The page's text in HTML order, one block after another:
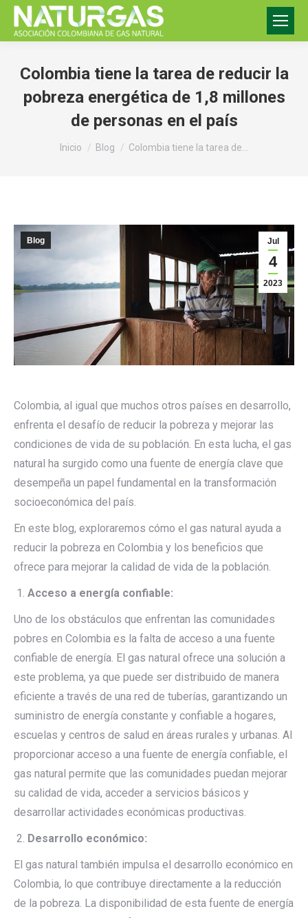
Colombia tiene la tarea de reducir la
pobreza energética de 1,8 millones
de personas en el país
Estás aquí:
Inicio Blog Colombia tiene la tarea de…
Jul
4
2023
Blog
Colombia, al igual que muchos otros países en desarrollo,
enfrenta el desafío de reducir la pobreza y mejorar las
condiciones de vida de su población. En esta lucha, el gas
natural ha surgido como una fuente de energía clave que
desempeña un papel fundamental en la transformación
socioeconómica del país.
En este blog, exploraremos cómo el gas natural ayuda a
reducir la pobreza en Colombia y los beneficios que
ofrece para mejorar la calidad de vida de la población.
Acceso a energía confiable:
Uno de los obstáculos que enfrentan las comunidades
pobres en Colombia es la falta de acceso a una fuente
confiable de energía. El gas natural ofrece una solución a
este problema, ya que puede ser distribuido de manera
eficiente a través de una red de tuberías, garantizando un
suministro de energía constante y confiable a hogares,
escuelas y centros de salud en áreas rurales y urbanas. Al
proporcionar acceso a una fuente de energía confiable, el
gas natural permite que las comunidades puedan mejorar
su calidad de vida, acceder a servicios básicos y
desarrollar actividades económicas productivas.
Desarrollo económico:
El gas natural también impulsa el desarrollo económico en
Colombia, lo que contribuye directamente a la reducción
de la pobreza. La disponibilidad de esta fuente de energía